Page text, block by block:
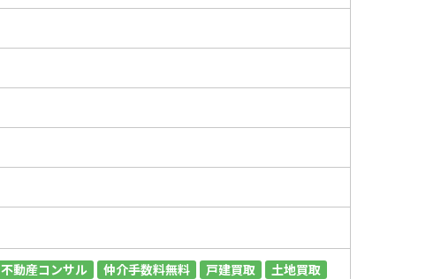
不動産コンサル 仲介手数料無料 戸建買取 土地買取